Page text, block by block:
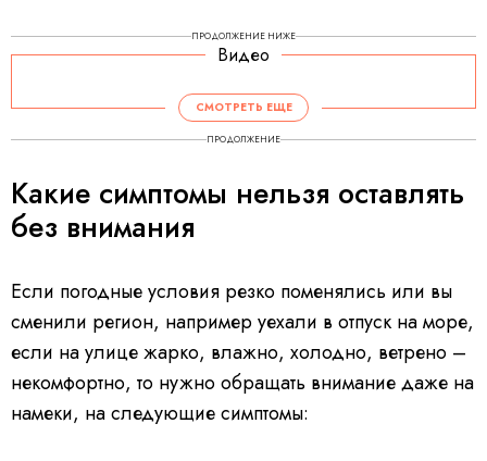
ПРОДОЛЖЕНИЕ НИЖЕ
Видео
СМОТРЕТЬ ЕЩЕ
ПРОДОЛЖЕНИЕ
Какие симптомы нельзя оставлять
без внимания
Если погодные условия резко поменялись или вы
сменили регион, например уехали в отпуск на море,
если на улице жарко, влажно, холодно, ветрено –
некомфортно, то нужно обращать внимание даже на
намеки, на следующие симптомы: